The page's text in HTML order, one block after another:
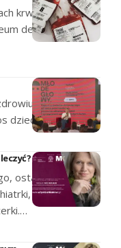
krwiodawstwa i
deficytów
psychicznym'
dzieci, aby same…
ostatniego już